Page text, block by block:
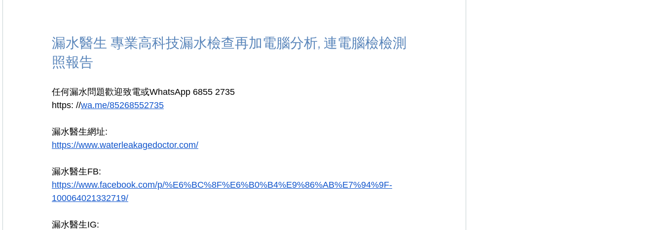
漏水醫生 專業高科技漏水檢查再加電腦分析, 連電腦檢檢測
照報告
任何漏水問題歡迎致電或WhatsApp 6855 2735
https: //wa.me/85268552735
漏水醫生網址:
https://www.waterleakagedoctor.com/
漏水醫生FB:
https://www.facebook.com/p/%E6%BC%8F%E6%B0%B4%E9%86%AB%E7%94%9F-
100064021332719/
漏水醫生IG: